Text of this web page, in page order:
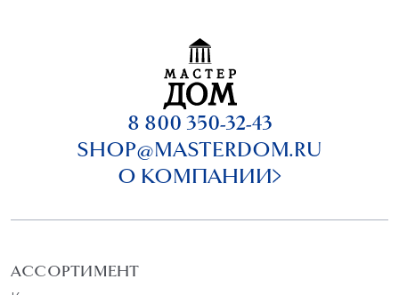
8 800 350-32-43
SHOP@MASTERDOM.RU
О КОМПАНИИ
АССОРТИМЕНТ